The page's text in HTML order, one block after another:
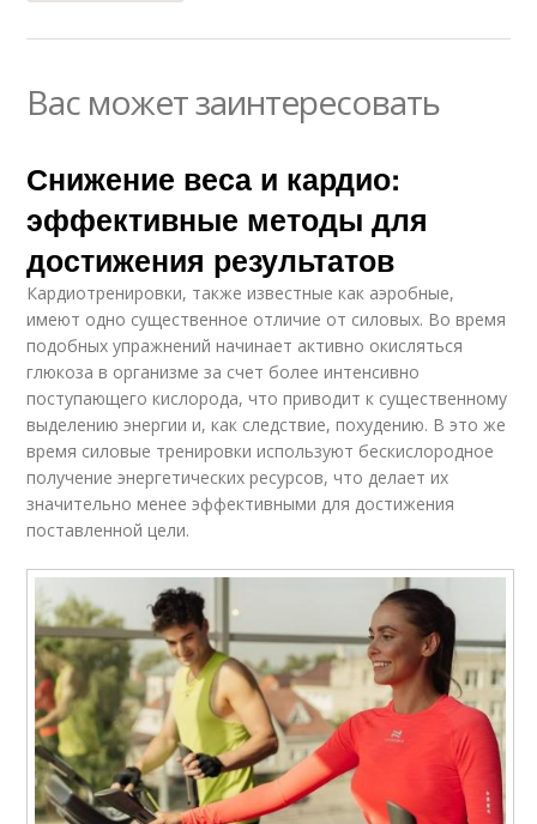
Вас может заинтересовать
Снижение веса и кардио:
эффективные методы для
достижения результатов
Кардиотренировки, также известные как аэробные,
имеют одно существенное отличие от силовых. Во время
подобных упражнений начинает активно окисляться
глюкоза в организме за счет более интенсивно
поступающего кислорода, что приводит к существенному
выделению энергии и, как следствие, похудению. В это же
время силовые тренировки используют бескислородное
получение энергетических ресурсов, что делает их
значительно менее эффективными для достижения
поставленной цели.